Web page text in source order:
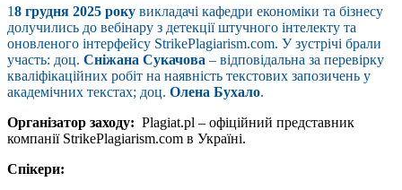
18 грудня 2025 року викладачі кафедри економіки та бізнесу
долучились до вебінару з детекції штучного інтелекту та
оновленого інтерфейсу StrikePlagiarism.com. У зустрічі брали
участь: доц. Сніжана Сукачова – відповідальна за перевірку
кваліфікаційних робіт на наявність текстових запозичень у
академічних текстах; доц. Олена Бухало.
Організатор заходу: Plagiat.pl – офіційний представник
компанії StrikePlagiarism.com в Україні.
Спікери: